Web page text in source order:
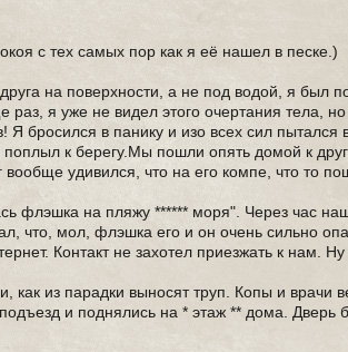
с тех самых пор как я её нашел в песке.)
на поверхности, а не под водой, я был
я уже не видел этого очертания тела,
бросился в панику и изо всех сил пытался
поплыл к берегу.Мы пошли опять домой к
удивился, что на его компе, что то
флэшка на пляжу ****** моря". Через час
что, мол, флэшка его и он очень сильно
Контакт не захотел приезжать к нам.
из парадки выносят труп. Копы и врачи
и поднялись на * этаж ** дома. Дверь